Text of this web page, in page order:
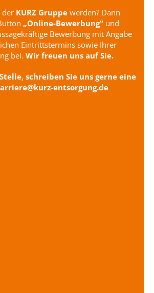
der KURZ Gruppe werden? Dann
„Online-Bewerbung“ und
Bewerbung mit Angabe
Eintrittstermins sowie Ihrer
bei. Wir freuen uns auf Sie.
schreiben Sie uns gerne eine
entsorgung.de